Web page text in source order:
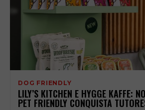
DOG FRIENDLY
LILY’S KITCHEN E HYGGE KAFFE:
PET FRIENDLY CONQUISTA